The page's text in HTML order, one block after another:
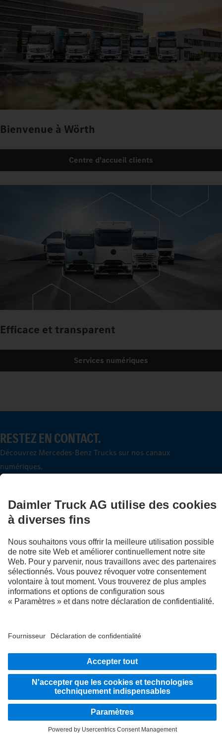
Bienvenue à Wörth
Centre d'accueil clients
Efficace et transparent
Services numériques
RESTEZ EN CONTACT.
Découvrez Mercedes‑Benz Trucks sur nos canaux
numériques.
LANGUAGE
EN
FR
Fournisseur
Protection des données véhicules d’essai
Système d'alerte
© 2026 Daimler Truck AG. Tous droits réservés.